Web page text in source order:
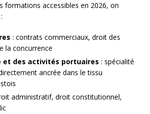
formations accessibles en 2026, on
: contrats commerciaux, droit des
la concurrence
et des activités portuaires : spécialité
ancrée dans le tissu
administratif, droit constitutionnel,